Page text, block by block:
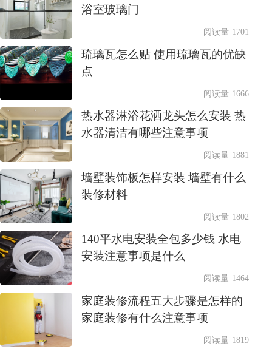
浴室玻璃门
阅读量 1701
琉璃瓦怎么贴 使用琉璃瓦的优缺
点
阅读量 1666
热水器淋浴花洒龙头怎么安装 热
水器清洁有哪些注意事项
阅读量 1881
墙壁装饰板怎样安装 墙壁有什么
装修材料
阅读量 1802
140平水电安装全包多少钱 水电
安装注意事项是什么
阅读量 1464
家庭装修流程五大步骤是怎样的
家庭装修有什么注意事项
阅读量 1819